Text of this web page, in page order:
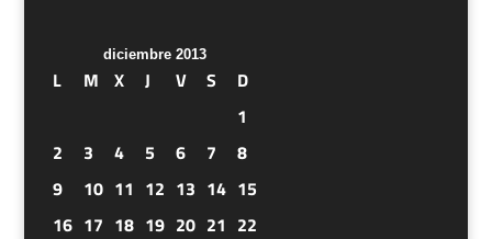
diciembre 2013
L M X J V S
D
1
2
3 4 5 6 7
8
9
10 11 12 13 14 15
16 17 18 19 20 21 22